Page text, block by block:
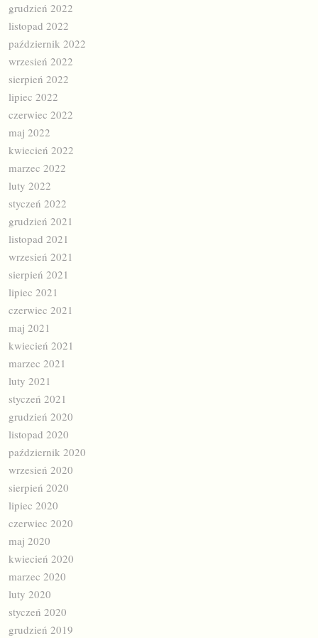
grudzień 2022
listopad 2022
październik 2022
wrzesień 2022
sierpień 2022
lipiec 2022
czerwiec 2022
maj 2022
kwiecień 2022
marzec 2022
luty 2022
styczeń 2022
grudzień 2021
listopad 2021
wrzesień 2021
sierpień 2021
lipiec 2021
czerwiec 2021
maj 2021
kwiecień 2021
marzec 2021
luty 2021
styczeń 2021
grudzień 2020
listopad 2020
październik 2020
wrzesień 2020
sierpień 2020
lipiec 2020
czerwiec 2020
maj 2020
kwiecień 2020
marzec 2020
luty 2020
styczeń 2020
grudzień 2019